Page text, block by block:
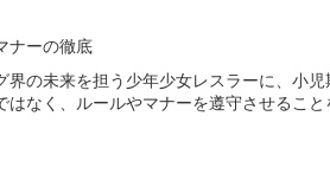
ナーの徹底
界の未来を担う少年少女レスラーに、小
はなく、ルールやマナーを遵守させるこ